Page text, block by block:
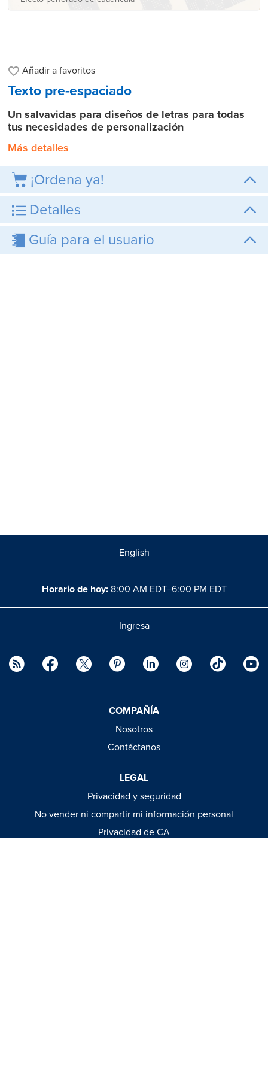
Añadir afavoritos
Texto pre-espaciado
Un salvavidas para diseños de letras para todas
tus necesidades de personalización
Más detalles
¡Ordena ya!
Detalles
Guía para el usuario
English
Horario de hoy: 8:00 AM EDT–6:00 PM EDT
Ingresa
COMPAÑÍA
Nosotros
Contáctanos
LEGAL
Privacidad y seguridad
No vender ni compartir mi información personal
Privacidad de CA